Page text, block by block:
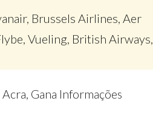
Brussels Airlines, Aer
Vueling, British Airways,
Gana Informações